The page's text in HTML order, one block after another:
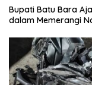
Bupati Batu Bara
dalam Memerangi